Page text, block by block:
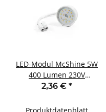
LED-Modul McShine 5W
400 Lumen 230V
50x23mm neutralweiß
2,36 € *